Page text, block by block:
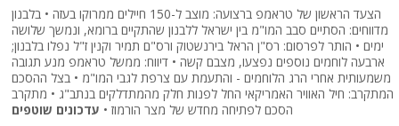
הצעד הראשון של טראמפ ברצועה: מוצב ל-150 חיילים ממרוקו בעזה • בלבנון
מדווחים: הסתיים סבב המו"מ בין ישראל ללבנון שהתקיים ברומא, ונמשך שלושה
ימים • הותר לפרסום: רס"ן הראל בירנשטוק ורס"ם תמיר וקנין ז"ל נפלו בלבנון;
ארבעה לוחמים נוספים נפצעו, מצבם קשה • דיווח: ממשל טראמפ מנע תגובה
משמעותית אחרי הרג הלוחמים - והתעמת עם צרפת לגבי המו"מ • בצל ההסכם
המתקרב: חיל האוויר האמריקאי החל לפנות חלק מהמתדלקים בנתב"ג • מתקרב
הסכם לפתיחה מחדש של מצר הורמוז • עדכונים שוטפים